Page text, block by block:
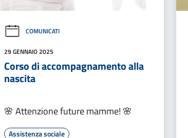
COMUNICATI
29 GENNAIO 2025
Corso di accompagnamento alla
nascita
🌸 Attenzione future mamme! 🌸
Assistenza sociale